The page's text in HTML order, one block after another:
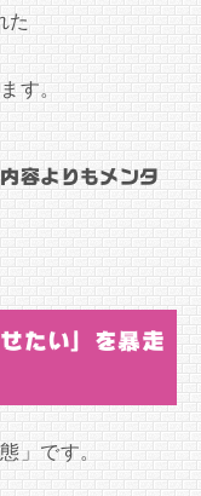
た
す。
容よりもメンタ
たい」を暴走
」です。